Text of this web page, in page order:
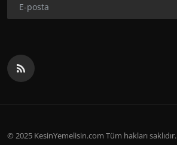
© 2025 KesinYemelisin.com Tüm hakları saklıdır.